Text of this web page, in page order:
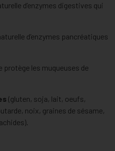
d’enzymes digestives qui
d’enzymes pancréatiques
protège les muqueuses de
(gluten, soja, lait, oeufs,
noix, graines de sésame,